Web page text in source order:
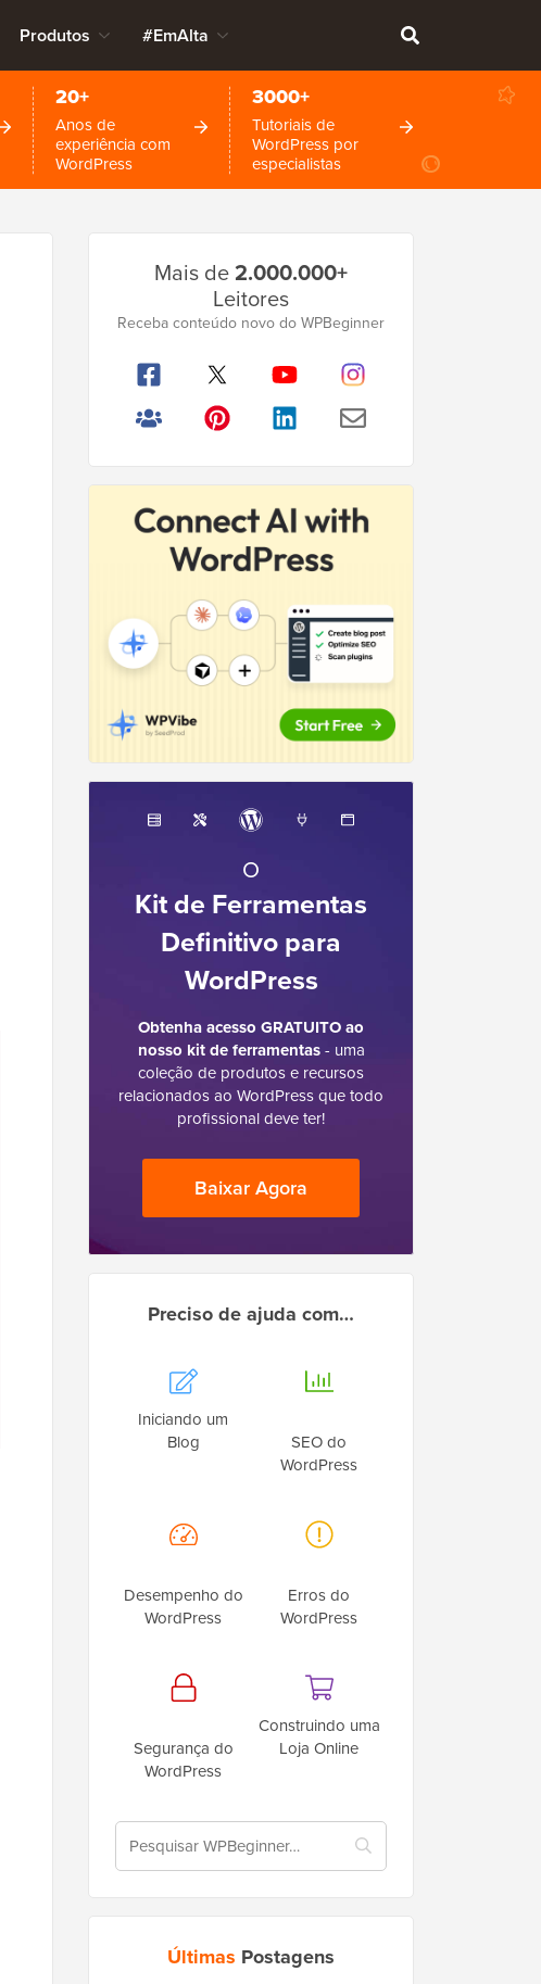
Produtos #EmAlta
20+
Anos de
experiência com
WordPress
3000+
Tutoriais de
WordPress por
especialistas
Lateral
Principal
Mais de2.000.000+
Leitores
Receba conteúdo novo do WPBeginner
O
Kit de Ferramentas
Definitivo para
WordPress
Obtenha acesso GRATUITO ao
nosso kit de ferramentas- uma
coleção de produtos e recursos
relacionados ao WordPress que todo
profissional deve ter!
Baixar Agora
Preciso de ajuda com…
Iniciando um
Blog
SEO do
WordPress
Desempenho do
WordPress
Erros do
WordPress
Segurança do
WordPress
Construindo uma
Loja Online
Últimas Postagens